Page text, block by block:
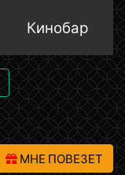
Кинобар
МНЕ ПОВЕЗЕТ